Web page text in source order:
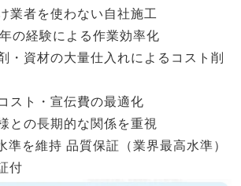
業者を使わない自社施工
の経験による作業効率化
・資材の大量仕入れによるコスト削
スト・宣伝費の最適化
との長期的な関係を重視
準を維持 品質保証（業界最高水準）
付